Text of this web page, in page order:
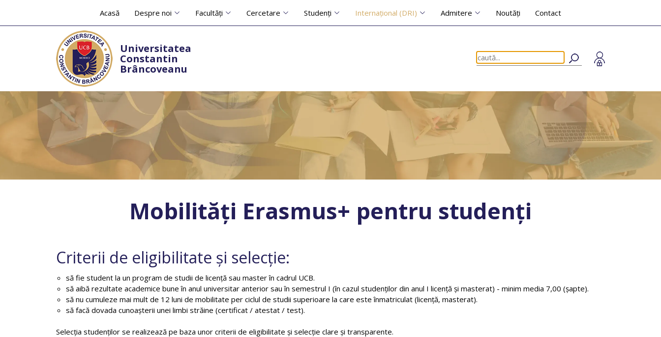
Acasă Despre noi Facultăți Cercetare Studenți Internațional (DRI) Admitere Noutăți Contact
Universitatea
Constantin
Brâncoveanu
Mobilități Erasmus+ pentru studenți
Criterii de eligibilitate și selecție:
să fie student la un program de studii de licență sau master în cadrul UCB.
să aibă rezultate academice bune în anul universitar anterior sau în semestrul I (în cazul studenților din anul I licență și masterat) - minim media 7,00 (șapte).
să nu cumuleze mai mult de 12 luni de mobilitate per ciclul de studii superioare la care este înmatriculat (licenţă, masterat).
să facă dovada cunoașterii unei limbi străine (certificat / atestat / test).
Selecția studenților se realizează pe baza unor criterii de eligibilitate şi selecție clare şi transparente.